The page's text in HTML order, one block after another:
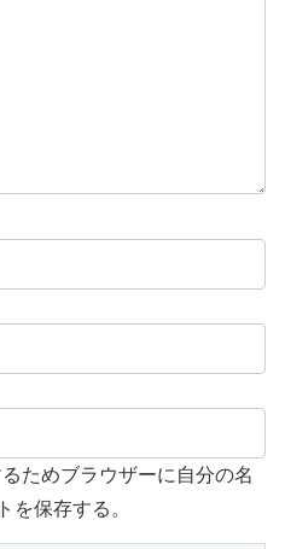
ためブラウザーに自分の名
を保存する。